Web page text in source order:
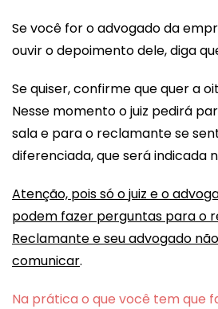
Se você for o advogado da
ouvir o depoimento dele, diga
Se quiser, confirme que quer a
Nesse momento o juiz pedirá
sala e para o reclamante se
diferenciada, que será indicada
Atenção, pois só o juiz e o
podem fazer perguntas para o
Reclamante e seu advogado
comunicar.
Na prática o que você tem que